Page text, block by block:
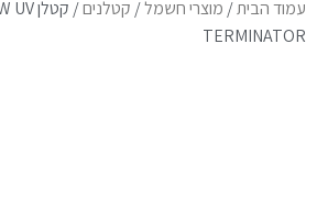
עמוד הבית/ מוצרי חשמל/ קטלנים
TERMINATOR